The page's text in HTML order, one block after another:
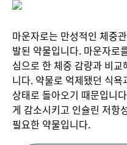
마운자로는 만성적인 체중
발된 약물입니다. 마운자로
심으로 한 체중 감량과 비
니다. 약물로 억제됐던 식
상태로 돌아오기 때문입니
게 감소시키고 인슐린 저항
필요한 약물입니다.